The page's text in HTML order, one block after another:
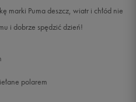
marki Puma deszcz, wiatr i chłód nie
i dobrze spędzić dzień!
polarem